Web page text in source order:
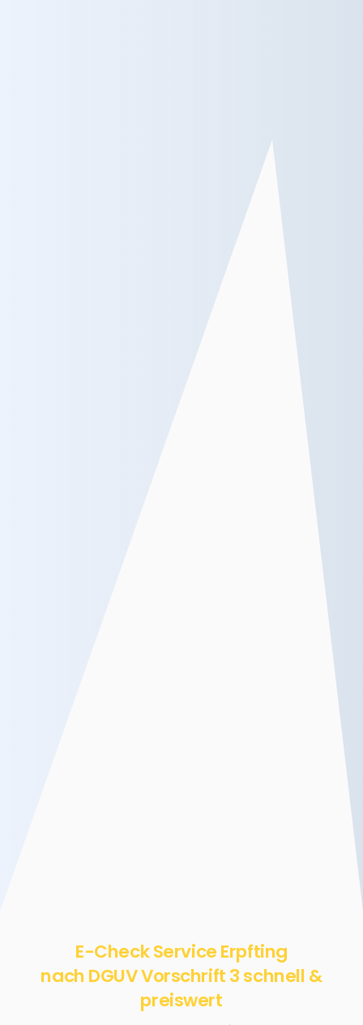
E-Check Service Erpfting
nach DGUV Vorschrift 3 schnell &
preiswert